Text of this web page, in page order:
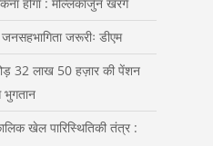
जरूरीः डीएम
32 लाख 50 हज़ार की पेंशन
भुगतान
खेल पारिस्थितिकी तंत्र :